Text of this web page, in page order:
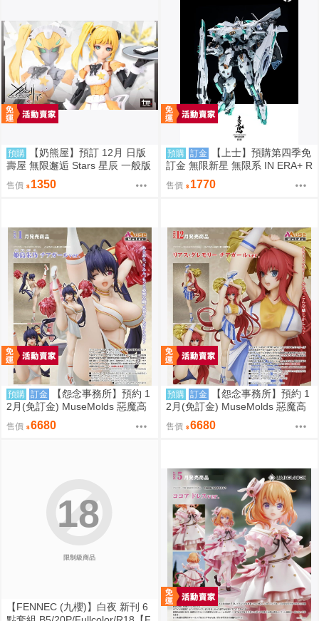
預購
【奶熊屋】預訂 12月 日版
壽屋 無限邂逅 Stars 星辰 一般版
組裝模型 0816
售價 1350
預購 訂金
【上士】預購第四季免
訂金 無限新星 無限系 IN ERA+ R
MD 青鳶 組裝模型 0812
售價 1770
預購 訂金
【怨念事務所】預約 1
2月(免訂金) MuseMolds 惡魔高
校 姫島朱乃 啦啦隊Ver 1/6 0906
售價 6680
預購 訂金
【怨念事務所】預約 1
2月(免訂金) MuseMolds 惡魔高
校 莉雅絲 啦啦隊Ver 1/6 0906
售價 6680
限制級商品
18
【FENNEC (九櫻)】白夜 新刊 6